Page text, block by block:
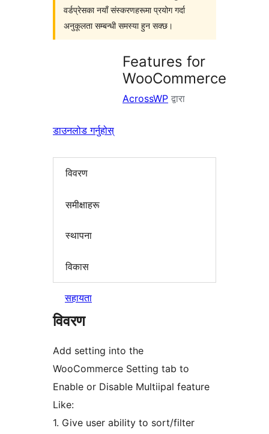
वर्डप्रेसका नयाँ संस्करणहरूमा प्रयोग गर्दा
अनुकूलता सम्बन्धी समस्या हुन सक्छ।
Features for
WooCommerce
AcrossWP द्वारा
डाउनलोड गर्नुहोस्
विवरण
समीक्षाहरू
स्थापना
विकास
सहायता
विवरण
Add setting into the
WooCommerce Setting tab to
Enable or Disable Multiipal feature
Like:
1. Give user ability to sort/filter